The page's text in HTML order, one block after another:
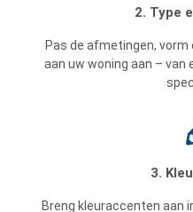
2. Type
Pas de afmetingen, vorm
aan uw woning aan –
3.
Breng kleuraccenten aan